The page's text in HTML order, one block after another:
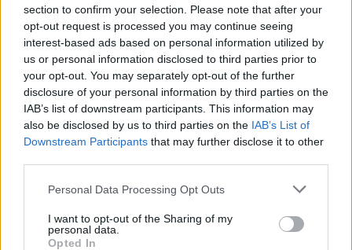
section to confirm your selection. Please note that after your
opt-out request is processed you may continue seeing
interest-based ads based on personal information utilized by
us or personal information disclosed to third parties prior to
your opt-out. You may separately opt-out of the further
disclosure of your personal information by third parties on the
IAB’s list of downstream participants. This information may
also be disclosed by us to third parties on the IAB’s List of
Downstream Participants that may further disclose it to other
Personal Data Processing Opt Outs
I want to opt-out of the Sharing of my
personal data.
Opted In
Comandant ucrainean dintr-o unitate de
asalt: „În drumul nostru nu mai...
Cristian Hubali - duminică, 18 iunie 2023